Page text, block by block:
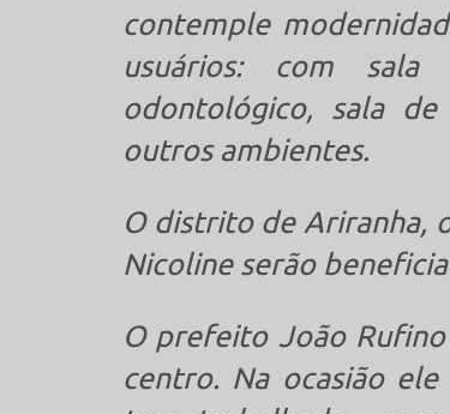
contemple
usuários: com
odontológico, sala
outros ambientes.
O distrito de Ariranha,
Nicoline serão
O prefeito João
centro. Na ocasião